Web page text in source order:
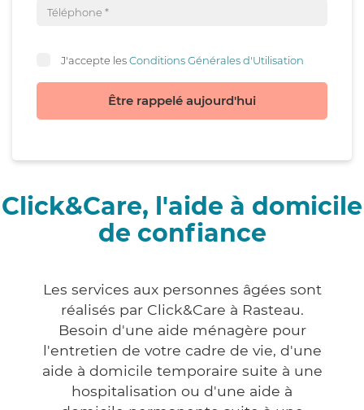
J'accepte lesConditions Générales d'Utilisation
Être rappelé aujourd'hui
Click&Care, l'aide à domicile
de confiance
Les services aux personnes âgées sont
réalisés par Click&Care à Rasteau.
Besoin d'une aide ménagère pour
l'entretien de votre cadre de vie, d'une
aide à domicile temporaire suite à une
hospitalisation ou d'une aide à